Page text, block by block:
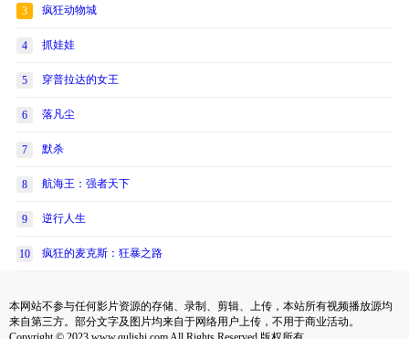
3 疯狂动物城
4 抓娃娃
5 穿普拉达的女王
6 落凡尘
7 默杀
8 航海王：强者天下
9 逆行人生
10 疯狂的麦克斯：狂暴之路
本网站不参与任何影片资源的存储、录制、剪辑、上传，本站所有视频播放源均
来自第三方。部分文字及图片均来自于网络用户上传，不用于商业活动。